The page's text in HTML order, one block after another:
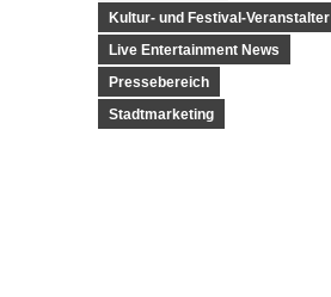
Kultur- und Festival-Veranstalter
Live Entertainment News
Pressebereich
Stadtmarketing